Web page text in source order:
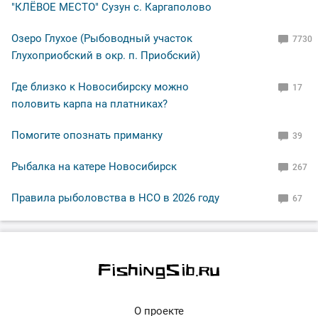
"КЛЁВОЕ МЕСТО" Сузун с. Каргаполово
Озеро Глухое (Рыбоводный участок
Глухоприобский в окр. п. Приобский)
7730
Где близко к Новосибирску можно
половить карпа на платниках?
17
Помогите опознать приманку 39
Рыбалка на катере Новосибирск 267
Правила рыболовства в НСО в 2026 году 67
О проекте